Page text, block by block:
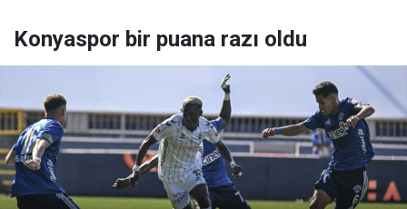
Konyaspor bir puana razı oldu